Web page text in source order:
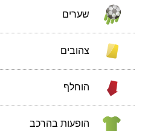
שערים
צהובים
הוחלף
הופעות בהרכב